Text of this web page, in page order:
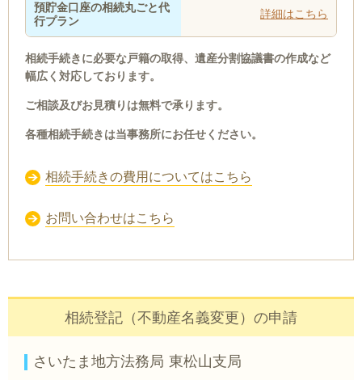
預貯金口座の相続丸ごと代
行プラン
詳細はこちら
相続手続きに必要な戸籍の取得、遺産分割協議書の作成など
幅広く対応しております。
ご相談及びお見積りは無料で承ります。
各種相続手続きは当事務所にお任せください。
相続手続きの費用についてはこちら
お問い合わせはこちら
相続登記（不動産名義変更）の申請
さいたま地方法務局 東松山支局